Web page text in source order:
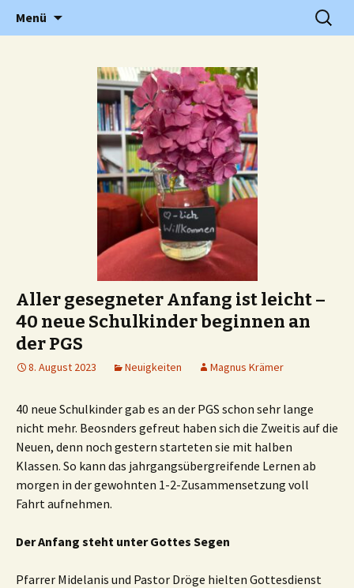
PGS
Grundschule in Holzwickede Hengsen
Menü
Suchen
nach:
Aller gesegneter Anfang ist leicht –
40 neue Schulkinder beginnen an
der PGS
8. August 2023 Neuigkeiten Magnus Krämer
40 neue Schulkinder gab es an der PGS schon sehr lange
nicht mehr. Beosnders gefreut haben sich die Zweitis auf die
Neuen, denn noch gestern starteten sie mit halben
Klassen. So kann das jahrgangsübergreifende Lernen ab
morgen in der gewohnten 1-2-Zusammensetzung voll
Fahrt aufnehmen.
Der Anfang steht unter Gottes Segen
Pfarrer Midelanis und Pastor Dröge hielten Gottesdienst